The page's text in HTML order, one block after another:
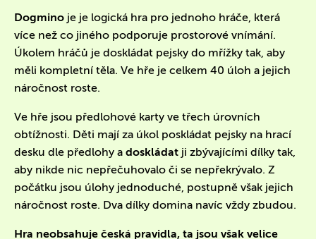
Dogmino je je logická hra pro jednoho hráče, která
více než co jiného podporuje prostorové vnímání.
Úkolem hráčů je doskládat pejsky do mřížky tak, aby
měli kompletní těla. Ve hře je celkem 40 úloh a jejich
náročnost roste.
Ve hře jsou předlohové karty ve třech úrovních
obtížnosti. Děti mají za úkol poskládat pejsky na hrací
desku dle předlohy a doskládat ji zbývajícími dílky tak,
aby nikde nic nepřečuhovalo či se nepřekrývalo. Z
počátku jsou úlohy jednoduché, postupně však jejich
náročnost roste. Dva dílky domina navíc vždy zbudou.
Hra neobsahuje česká pravidla, ta jsou však velice